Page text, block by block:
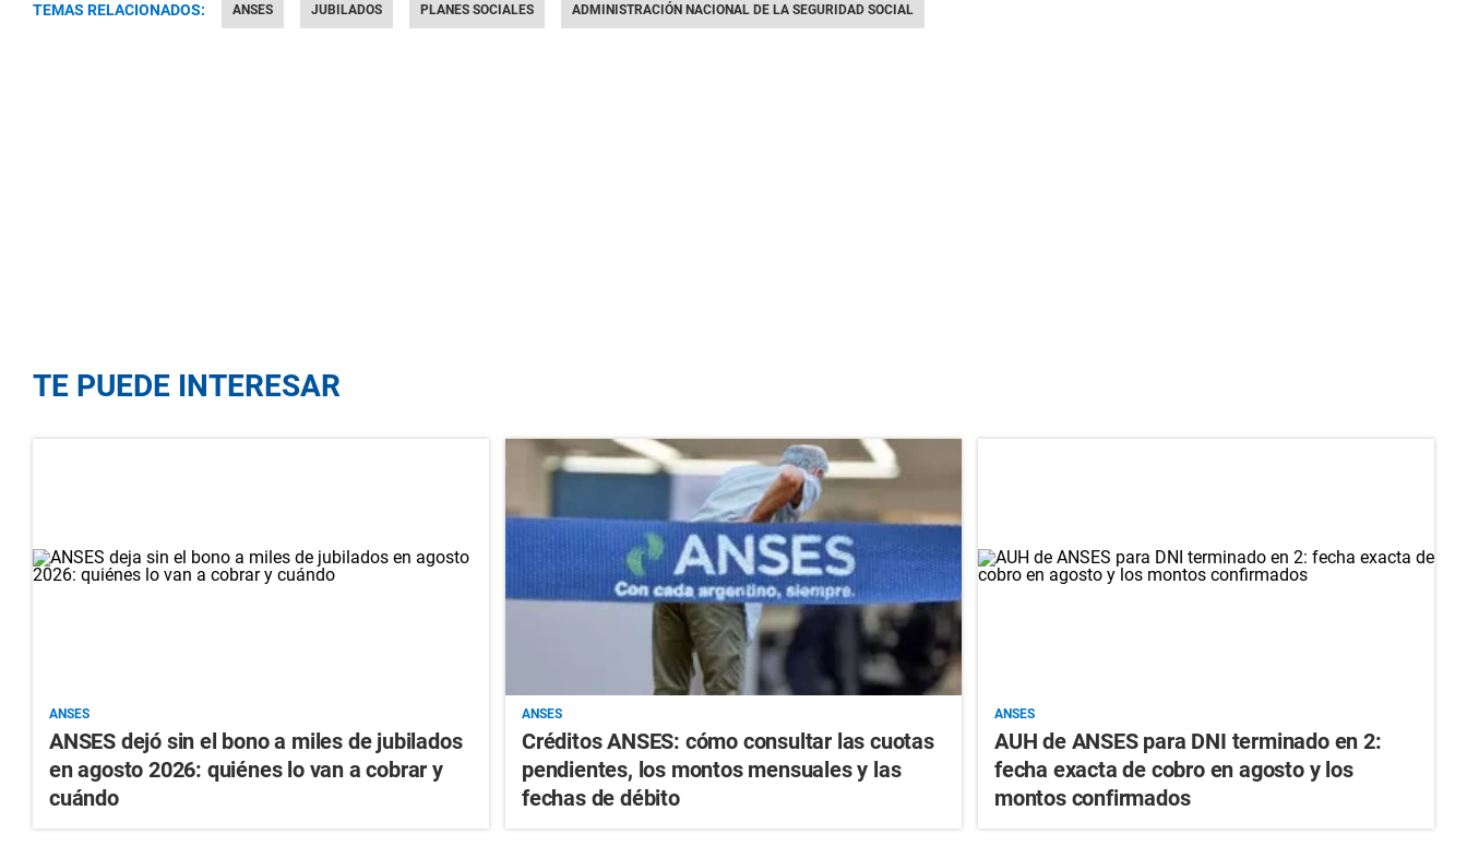
TEMAS RELACIONADOS: ANSES JUBILADOS PLANES SOCIALES ADMINISTRACIÓN NACIONAL DE LA SEGURIDAD SOCIAL
TE PUEDE INTERESAR
ANSES
ANSES dejó sin el bono a miles de jubilados
en agosto 2026: quiénes lo van a cobrar y
cuándo
ANSES
Créditos ANSES: cómo consultar las cuotas
pendientes, los montos mensuales y las
fechas de débito
ANSES
AUH de ANSES para DNI terminado en 2:
fecha exacta de cobro en agosto y los
montos confirmados